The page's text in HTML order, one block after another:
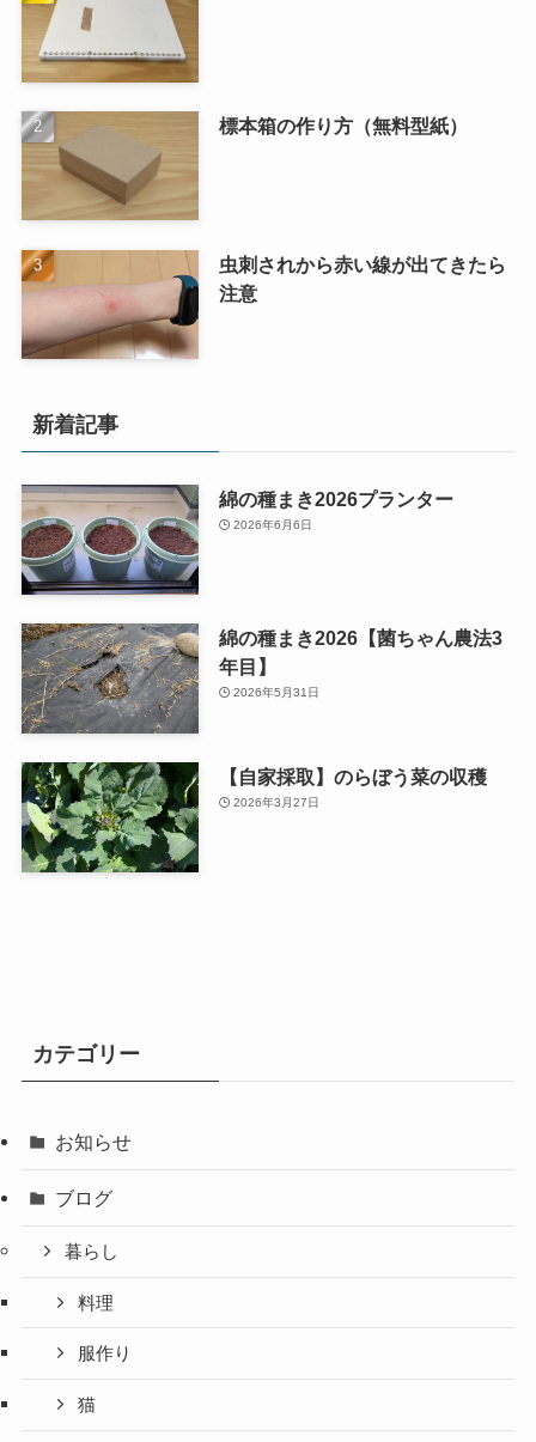
標本箱の作り方（無料型紙）
虫刺されから赤い線が出てきたら
注意
新着記事
綿の種まき2026プランター
2026年6月6日
綿の種まき2026【菌ちゃん農法3
年目】
2026年5月31日
【自家採取】のらぼう菜の収穫
2026年3月27日
カテゴリー
お知らせ
ブログ
暮らし
料理
服作り
猫